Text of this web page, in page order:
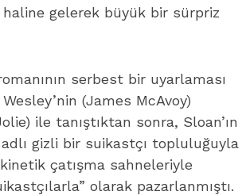
gelerek büyük bir sürpriz
serbest bir uyarlaması
(James McAvoy)
ile tanıştıktan sonra, Sloan’ın
adlı gizli bir suikastçı topluluğuyla
çatışma sahneleriyle
olarak pazarlanmıştı.